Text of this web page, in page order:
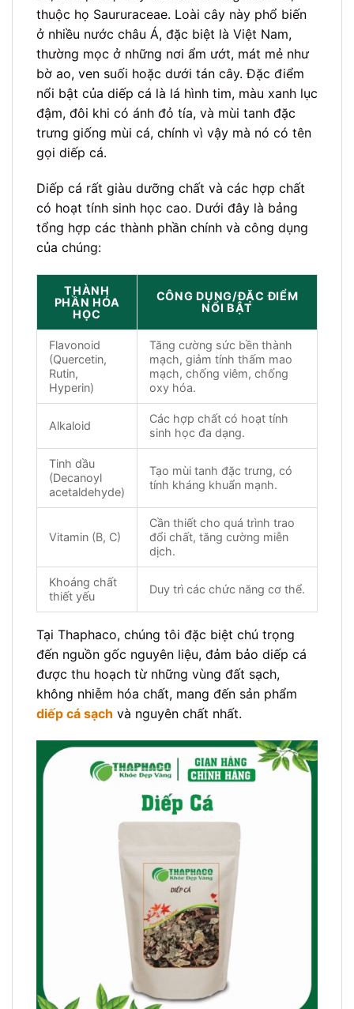
thuộc họ Saururaceae. Loài cây này phổ biến
ở nhiều nước châu Á, đặc biệt là Việt Nam,
thường mọc ở những nơi ẩm ướt, mát mẻ như
bờ ao, ven suối hoặc dưới tán cây. Đặc điểm
nổi bật của diếp cá là lá hình tim, màu xanh lục
đậm, đôi khi có ánh đỏ tía, và mùi tanh đặc
trưng giống mùi cá, chính vì vậy mà nó có tên
gọi diếp cá.
Diếp cá rất giàu dưỡng chất và các hợp chất
có hoạt tính sinh học cao. Dưới đây là bảng
tổng hợp các thành phần chính và công dụng
của chúng:
THÀNH
PHẦN HÓA
HỌC
CÔNG DỤNG/ĐẶC ĐIỂM
NỔI BẬT
Flavonoid
(Quercetin,
Rutin,
Hyperin)
Tăng cường sức bền thành
mạch, giảm tính thấm mao
mạch, chống viêm, chống
oxy hóa.
Alkaloid
Các hợp chất có hoạt tính
sinh học đa dạng.
Tinh dầu
(Decanoyl
acetaldehyde)
Tạo mùi tanh đặc trưng, có
tính kháng khuẩn mạnh.
Vitamin (B, C)
Cần thiết cho quá trình trao
đổi chất, tăng cường miễn
dịch.
Khoáng chất
thiết yếu
Duy trì các chức năng cơ thể.
Tại Thaphaco, chúng tôi đặc biệt chú trọng
đến nguồn gốc nguyên liệu, đảm bảo diếp cá
được thu hoạch từ những vùng đất sạch,
không nhiễm hóa chất, mang đến sản phẩm
diếp cá sạch và nguyên chất nhất.